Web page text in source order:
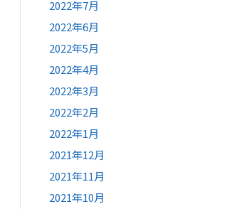
2022年7月
2022年6月
2022年5月
2022年4月
2022年3月
2022年2月
2022年1月
2021年12月
2021年11月
2021年10月